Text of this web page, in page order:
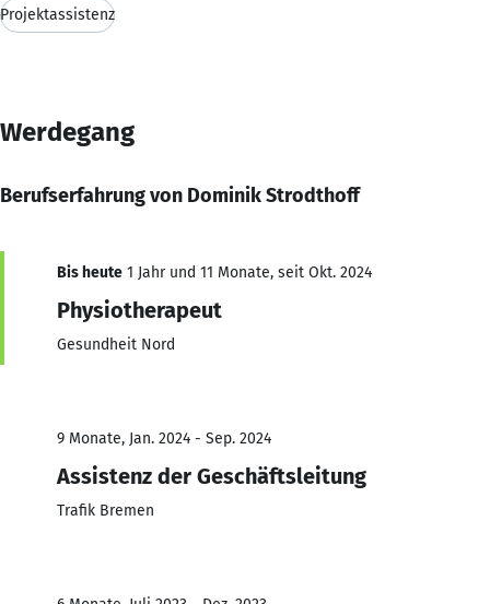
Projektassistenz
Werdegang
Berufserfahrung von Dominik Strodthoff
Bis heute 1 Jahr und 11 Monate, seit Okt. 2024
Physiotherapeut
Gesundheit Nord
9 Monate, Jan. 2024 - Sep. 2024
Assistenz der Geschäftsleitung
Trafik Bremen